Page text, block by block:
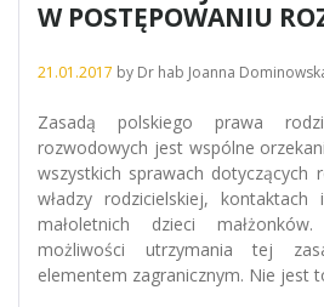
W POSTĘPOWANIU
21.01.2017 by Dr hab Joanna
Zasadą polskiego prawa
rozwodowych jest wspólne
wszystkich sprawach dotyczących
władzy rodzicielskiej,
małoletnich dzieci
możliwości utrzymania tej
elementem zagranicznym. Nie jest